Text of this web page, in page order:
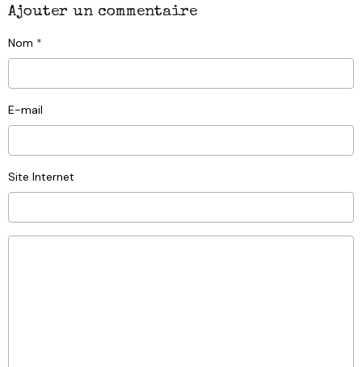
Ajouter un commentaire
Nom
E-mail
Site Internet